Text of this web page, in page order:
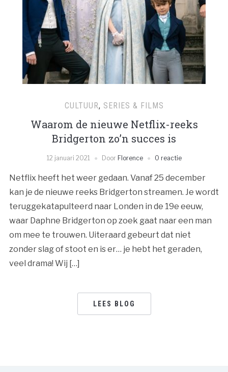
CULTUUR, SERIES & FILMS
Waarom de nieuwe Netflix-reeks
Bridgerton zo’n succes is
12 januari 2021 Door Florence 0 reactie
Netflix heeft het weer gedaan. Vanaf 25 december
kan je de nieuwe reeks Bridgerton streamen. Je wordt
teruggekatapulteerd naar Londen in de 19e eeuw,
waar Daphne Bridgerton op zoek gaat naar een man
om mee te trouwen. Uiteraard gebeurt dat niet
zonder slag of stoot en is er… je hebt het geraden,
veel drama! Wij […]
LEES BLOG